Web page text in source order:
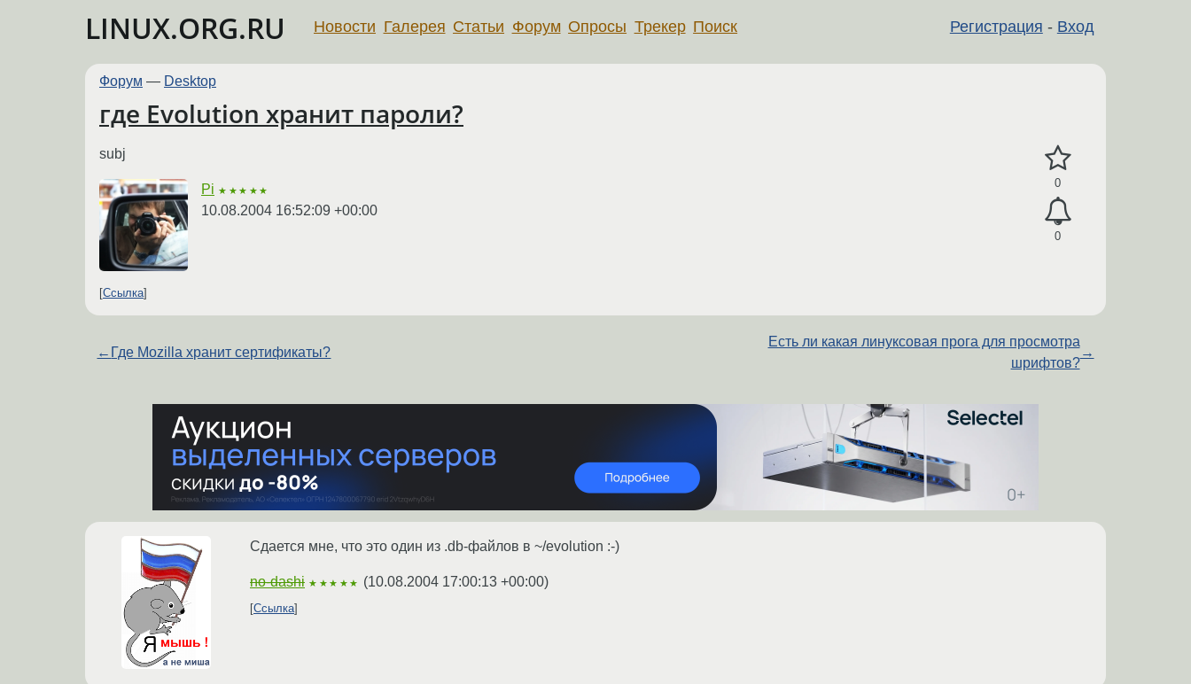
LINUX.ORG.RU Регистрация - Вход
Новости Галерея Статьи Форум Опросы Трекер Поиск
Форум — Desktop
где Evolution хранит пароли?
0
0
subj
Pi ★★★★★
10.08.2004 16:52:09 +00:00
Ссылка
← Где Mozilla хранит сертификаты?
Есть ли какая линуксовая прога для просмотра
шрифтов?
→
Сдается мне, что это один из .db-файлов в ~/evolution :-)
no-dashi ★★★★★ (10.08.2004 17:00:13 +00:00)
Ссылка